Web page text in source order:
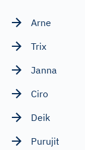
Arne
Trix
Janna
Ciro
Deik
Purujit